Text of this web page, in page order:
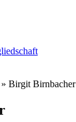
» Birgit Birnbacher